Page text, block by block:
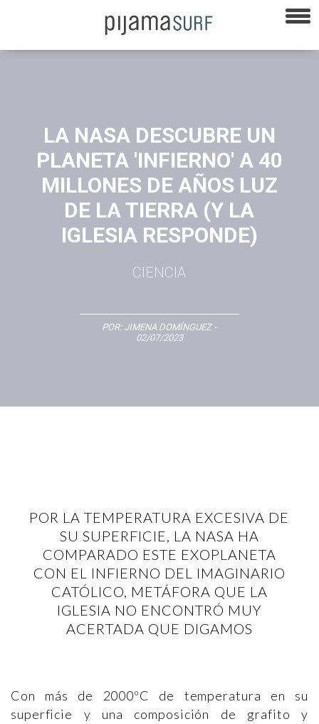
LA NASA DESCUBRE UN
PLANETA 'INFIERNO' A 40
MILLONES DE AÑOS LUZ
DE LA TIERRA (Y LA
IGLESIA RESPONDE)
CIENCIA
POR: JIMENA DOMÍNGUEZ-
02/07/2023
POR LA TEMPERATURA EXCESIVA DE
SU SUPERFICIE, LA NASA HA
COMPARADO ESTE EXOPLANETA
CON EL INFIERNO DEL IMAGINARIO
CATÓLICO, METÁFORA QUE LA
IGLESIA NO ENCONTRÓ MUY
ACERTADA QUE DIGAMOS
Con más de 2000ºC de temperatura en su
superficie y una composición de grafito y